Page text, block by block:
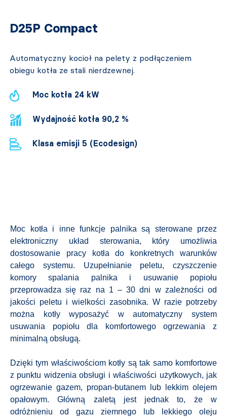
D25P Compact
Automatyczny kocioł na pelety z podłączeniem
obiegu kotła ze stali nierdzewnej.
Moc kotła 24 kW
Wydajność kotła 90,2 %
Klasa emisji 5 (Ecodesign)
Moc kotła i inne funkcje palnika są sterowane przez
elektroniczny układ sterowania, który umożliwia
dostosowanie pracy kotła do konkretnych warunków
całego systemu. Uzupełnianie peletu, czyszczenie
komory spalania palnika i usuwanie popiołu
przeprowadza się raz na 1 – 30 dni w zależności od
jakości peletu i wielkości zasobnika. W razie potrzeby
można kotły wyposażyć w automatyczny system
usuwania popiołu dla komfortowego ogrzewania z
minimalną obsługą.
Dzięki tym właściwościom kotły są tak samo komfortowe
z punktu widzenia obsługi i właściwości użytkowych, jak
ogrzewanie gazem, propan-butanem lub lekkim olejem
opałowym. Główną zaletą jest jednak to, że w
odróżnieniu od gazu ziemnego lub lekkiego oleju